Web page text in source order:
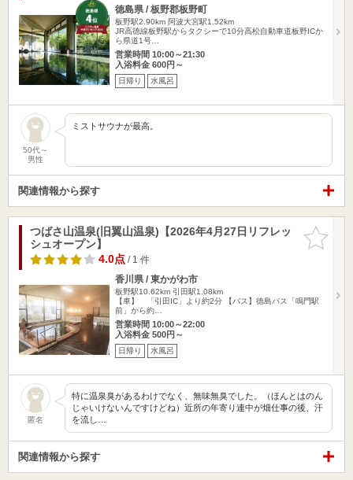
徳島県 / 板野郡板野町
板野駅2.90km 阿波大宮駅1.52km
JR高徳線板野駅からタクシーで10分高松自動車道板野ICか
ら県道1号…
営業時間 10:00～21:30
入浴料金 600円～
日帰り 水風呂
50代～
男性
ミストサウナが最高。
関連情報から探す
お気に入
りに追加
つばさ山温泉(旧翼山温泉)【2026年4月27日リフレッ
シュオープン】
4.0点/ 1 件
香川県 / 東かがわ市
板野駅10.62km 引田駅1.08km
【車】 「引田IC」より約2分 【バス】徳島バス「鳴門駅
前」から約…
営業時間 10:00～22:00
入浴料金 500円～
日帰り 水風呂
匿名
特に温泉臭があるわけでなく、無味無臭でした。（ほんとはのん
じゃいけないんですけどね）近所の年寄り連中が畑仕事の後、汗
を流し…
関連情報から探す